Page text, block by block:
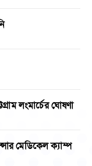
লংমার্চের ঘোষণা
মেডিকেল ক্যাম্প